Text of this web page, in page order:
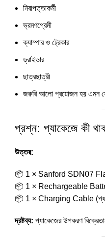
নিরাপত্তাকর্মী
ভ্রমণপ্রেমী
ক্যাম্পার ও ট্রেকার
ড্রাইভার
ছাত্রছাত্রী
জরুরি আলো প্রয়োজন হয় এমন
প্রশ্ন: প্যাকেজে কী
উত্তর:
📦 1 × Sanford SDN07
📦 1 × Rechargeable
📦 1 × Charging Cable
দ্রষ্টব্য: প্যাকেজের উপকরণ